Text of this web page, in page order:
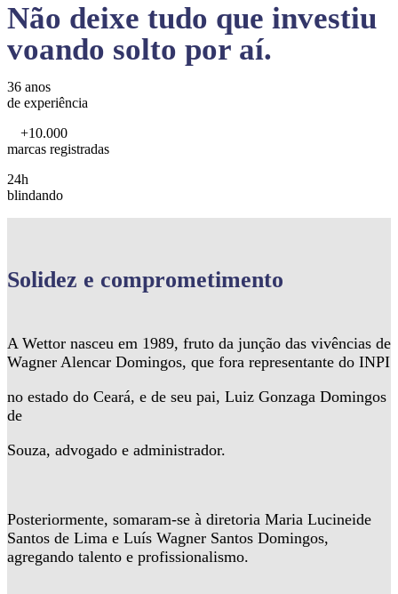
Não deixe tudo que investiu
voando solto por aí.
36 anos
de experiência
+10.000
marcas registradas
24h
blindando
Solidez e comprometimento
A Wettor nasceu em 1989, fruto da junção das vivências de
Wagner Alencar Domingos, que fora representante do INPI
no estado do Ceará, e de seu pai, Luiz Gonzaga Domingos
de
Souza, advogado e administrador.
Posteriormente, somaram-se à diretoria Maria Lucineide
Santos de Lima e Luís Wagner Santos Domingos,
agregando talento e profissionalismo.